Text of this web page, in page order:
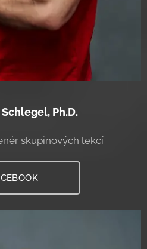
Schlegel, Ph.D.
skupinových lekcí